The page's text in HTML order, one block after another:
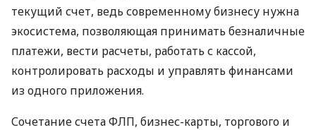
текущий счет, ведь современному бизнесу нужна
экосистема, позволяющая принимать безналичные
платежи, вести расчеты, работать с кассой,
контролировать расходы и управлять финансами
из одного приложения.
Сочетание счета ФЛП, бизнес-карты, торгового и